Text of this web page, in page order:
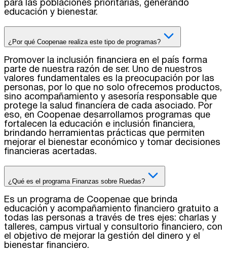
para las poblaciones prioritarias, generando
educación y bienestar.
¿Por qué Coopenae realiza este tipo de programas?
Promover la inclusión financiera en el país forma
parte de nuestra razón de ser. Uno de nuestros
valores fundamentales es la preocupación por las
personas, por lo que no solo ofrecemos productos,
sino acompañamiento y asesoría responsable que
protege la salud financiera de cada asociado. Por
eso, en Coopenae desarrollamos programas que
fortalecen la educación e inclusión financiera,
brindando herramientas prácticas que permiten
mejorar el bienestar económico y tomar decisiones
financieras acertadas.
¿Qué es el programa Finanzas sobre Ruedas?
Es un programa de Coopenae que brinda
educación y acompañamiento financiero gratuito a
todas las personas a través de tres ejes: charlas y
talleres, campus virtual y consultorio financiero, con
el objetivo de mejorar la gestión del dinero y el
bienestar financiero.